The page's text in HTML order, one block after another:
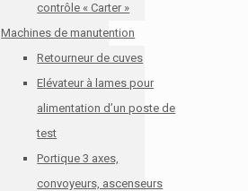
contrôle « Carter »
Machines de manutention
Retourneur de cuves
Elévateur à lames pour
alimentation d’un poste de
test
Portique 3 axes,
convoyeurs, ascenseurs